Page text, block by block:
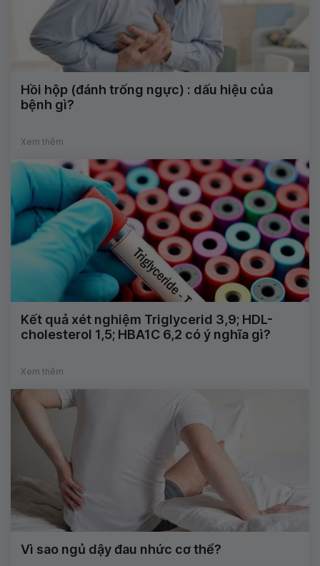
Hồi hộp (đánh trống ngực) : dấu hiệu của
bệnh gì?
Xem thêm
Kết quả xét nghiệm Triglycerid 3,9; HDL-
cholesterol 1,5; HBA1C 6,2 có ý nghĩa gì?
Xem thêm
Vì sao ngủ dậy đau nhức cơ thể?